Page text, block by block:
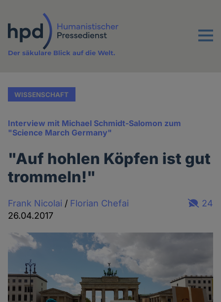
Inhalt
Menu
Der säkulare Blick auf die Welt.
WISSENSCHAFT
Interview mit Michael Schmidt-Salomon zum
"Science March Germany"
"Auf hohlen Köpfen ist gut
trommeln!"
Frank Nicolai / Florian Chefai
26.04.2017
24